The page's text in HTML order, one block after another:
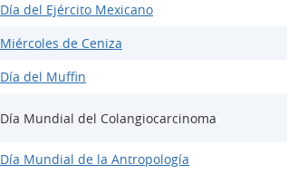
Día del Ejército Mexicano
Miércoles de Ceniza
Día del Muffin
Día Mundial del Colangiocarcinoma
Día Mundial de la Antropología